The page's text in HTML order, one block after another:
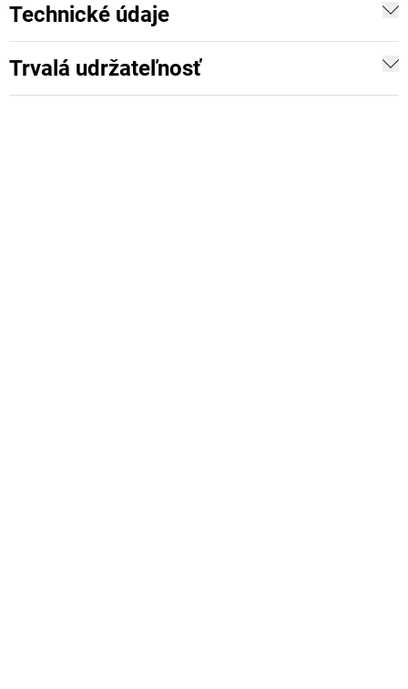
Technické údaje
Trvalá udržateľnosť